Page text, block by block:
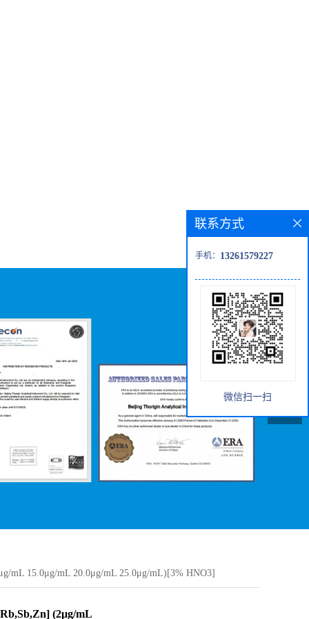
mL 15.0μg/mL 20.0μg/mL 25.0μg/mL)[3% HNO3]
(2μg/mL
联系方式
手机： 13261579227
微信扫一扫